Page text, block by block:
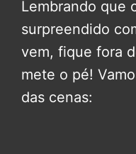
Lembrando que
surpreendido
vem, fique fora
mete o pé!
das cenas: